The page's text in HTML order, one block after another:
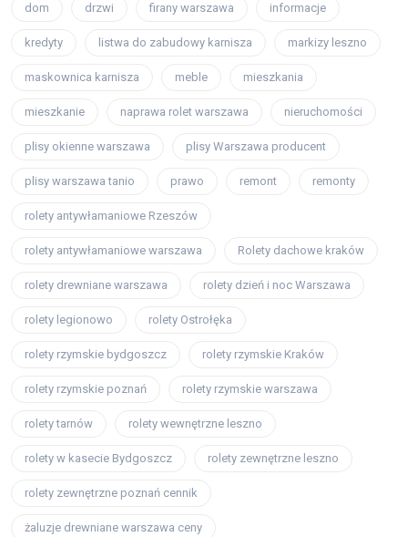
dom drzwi firany warszawa informacje
kredyty listwa do zabudowy karnisza markizy leszno
maskownica karnisza meble mieszkania
mieszkanie naprawa rolet warszawa nieruchomości
plisy okienne warszawa plisy Warszawa producent
plisy warszawa tanio prawo remont remonty
rolety antywłamaniowe Rzeszów
rolety antywłamaniowe warszawa Rolety dachowe kraków
rolety drewniane warszawa rolety dzień i noc Warszawa
rolety legionowo rolety Ostrołęka
rolety rzymskie bydgoszcz rolety rzymskie Kraków
rolety rzymskie poznań rolety rzymskie warszawa
rolety tarnów rolety wewnętrzne leszno
rolety w kasecie Bydgoszcz rolety zewnętrzne leszno
rolety zewnętrzne poznań cennik
żaluzje drewniane warszawa ceny